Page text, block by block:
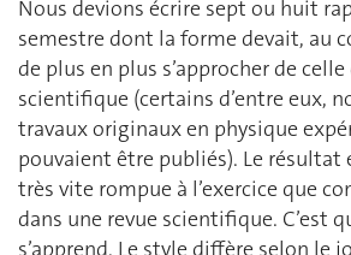
Nous devions écrire sept ou huit
semestre dont la forme devait, au
de plus en plus s’approcher de
scientifique (certains d’entre eux,
travaux originaux en physique
pouvaient être publiés). Le résultat
très vite rompue à l’exercice que
dans une revue scientifique. C’est
s’apprend. Le style diffère selon le